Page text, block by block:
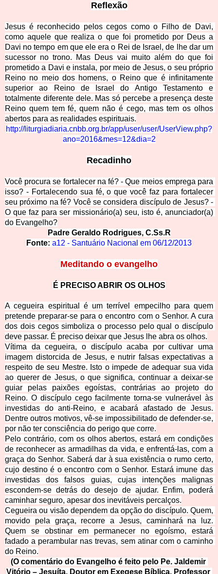
Reflexão
Jesus é reconhecido pelos cegos como o Filho de Davi,
como aquele que realiza o que foi prometido por Deus a
Davi no tempo em que ele era o Rei de Israel, de lhe dar um
sucessor no trono. Mas Deus vai muito além do que foi
prometido a Davi e instala, por meio de Jesus, o seu próprio
Reino no meio dos homens, o Reino que é infinitamente
superior ao Reino de Israel do Antigo Testamento e
totalmente diferente dele. Mas só percebe a presença deste
Reino quem tem fé, quem não é cego, mas tem os olhos
abertos para as realidades espirituais.
http://liturgiadiaria.cnbb.org.br/app/user/user/UserView.php?
ano=2016&mes=12&dia=2
Recadinho
Você procura se fortalecer na fé? - Que meios emprega para
isso? - Fortalecendo sua fé, o que você faz para fortalecer
seu próximo na fé? Você se considera discípulo de Jesus? -
O que faz para ser missionário(a) seu, isto é, anunciador(a)
do Evangelho?
Padre Geraldo Rodrigues, C.Ss.R
Fonte: a12 - Santuário Nacional em 06/12/2013
Meditando o evangelho
É PRECISO ABRIR OS OLHOS
A cegueira espiritual é um terrível empecilho para quem
pretende preparar-se para o encontro com o Senhor. A cura
dos dois cegos simboliza o processo pelo qual o discípulo
deve passar. É preciso deixar que Jesus lhe abra os olhos.
Vítima da cegueira, o discípulo acaba por cultivar uma
imagem distorcida de Jesus, e nutrir falsas expectativas a
respeito de seu Mestre. Isto o impede de adequar sua vida
ao querer de Jesus, o que significa, continuar a deixar-se
guiar pelas paixões egoístas, contrárias ao projeto do
Reino. O discípulo cego facilmente torna-se vulnerável às
investidas do anti-Reino, e acabará afastado de Jesus.
Dentre outros motivos, vê-se impossibilitado de defender-se,
por não ter consciência do perigo que corre.
Pelo contrário, com os olhos abertos, estará em condições
de reconhecer as armadilhas da vida, e enfrentá-las, com a
graça do Senhor. Saberá dar à sua existência o rumo certo,
cujo destino é o encontro com o Senhor. Estará imune das
investidas dos falsos guias, cujas intenções malignas
escondem-se detrás do desejo de ajudar. Enfim, poderá
caminhar seguro, apesar dos inevitáveis percalços.
Cegueira ou visão dependem da opção do discípulo. Quem,
movido pela graça, recorre a Jesus, caminhará na luz.
Quem se obstinar em permanecer no egoísmo, estará
fadado a perambular nas trevas, sem atinar com o caminho
do Reino.
(O comentário do Evangelho é feito pelo Pe. Jaldemir
Vitório – Jesuíta, Doutor em Exegese Bíblica, Professor